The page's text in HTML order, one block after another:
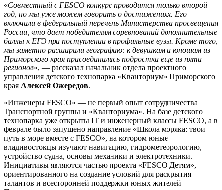
«Совместный с FESCO конкурс проводится только второй
год, но мы уже можем говорить о достижениях. Его
включили в федеральный перечень Министерства просвещения
России, что дает победителям соревнований дополнительные
баллы к ЕГЭ при поступлении в профильные вузы. Кроме того,
мы заметно расширили географию: к девушкам и юношам из
Приморского края присоединились подростки еще из пяти
регионов», — рассказал начальник отдела проектного
управления детского технопарка «Кванториум» Приморского
края Алексей Ожередов.
«Инженеры FESCO» — не первый опыт сотрудничества
Транспортной группы и «Кванториума». На базе детского
технопарка уже открыты IT и инженерный классы FESCO, а в
феврале было запущено направление «Школа моряка: твой
путь в море вместе с FESCO», на котором юные
владивостокцы изучают навигацию, гидрометеорологию,
устройство судна, основы механики и электротехники.
Инициативы являются частью проекта «FESCO Детям»,
ориентированного на создание условий для раскрытия
талантов и всесторонней поддержки юных жителей